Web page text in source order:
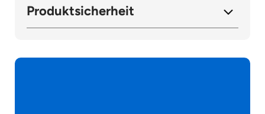
Produktsicherheit